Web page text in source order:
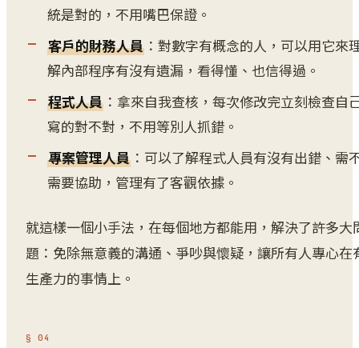
統是對的，不用嘴巴保證。
客戶的財務人員：對數字有概念的人，可以用它來
解內部程序有沒有遺漏，看得懂、也信得過。
程式人員：拿來自我查核，每次修改完立刻檢查自
寫的對不對，不用等別人抓錯。
專案管理人員：可以了解程式人員有沒有出錯、需
需要協助，管理有了客觀依據。
就這樣一個小手法，在每個地方都能用，解決了許多大
題：免除無意義的溝通、爭吵與懷疑，讓所有人專心在
生產力的事情上。